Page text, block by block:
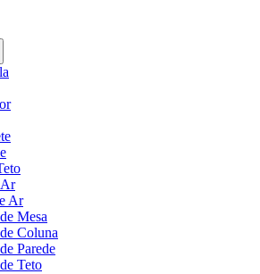
Ar
Mesa
Coluna
Parede
Teto